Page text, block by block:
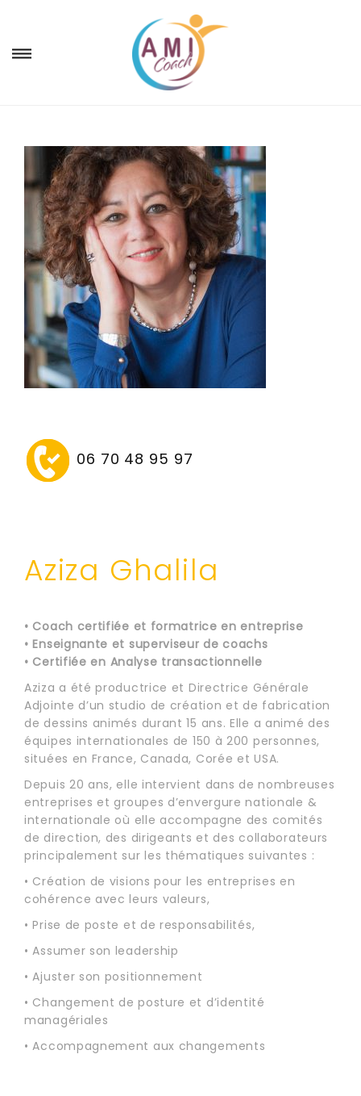
06 70 48 95 97
Aziza Ghalila
• Coach certifiée et formatrice en entreprise
• Enseignante et superviseur de coachs
• Certifiée en Analyse transactionnelle
Aziza a été productrice et Directrice Générale
Adjointe d’un studio de création et de fabrication
de dessins animés durant 15 ans. Elle a animé des
équipes internationales de 150 à 200 personnes,
situées en France, Canada, Corée et USA.
Depuis 20 ans, elle intervient dans de nombreuses
entreprises et groupes d’envergure nationale &
internationale où elle accompagne des comités
de direction, des dirigeants et des collaborateurs
principalement sur les thématiques suivantes :
• Création de visions pour les entreprises en
cohérence avec leurs valeurs,
• Prise de poste et de responsabilités,
• Assumer son leadership
• Ajuster son positionnement
• Changement de posture et d’identité
managériales
• Accompagnement aux changements